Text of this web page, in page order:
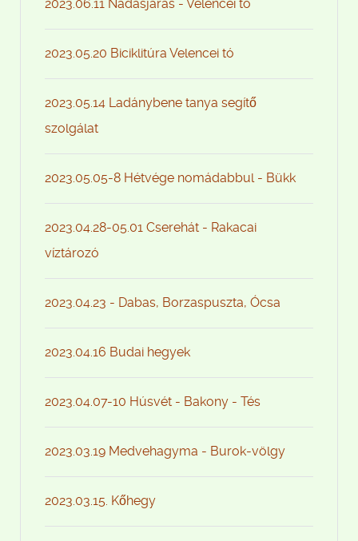
2023.06.11 Nádasjárás - Velencei tó
2023.05.20 Biciklitúra Velencei tó
2023.05.14 Ladánybene tanya segítő
szolgálat
2023.05.05-8 Hétvége nomádabbul - Bükk
2023.04.28-05.01 Cserehát - Rakacai
víztározó
2023.04.23 - Dabas, Borzaspuszta, Ócsa
2023.04.16 Budai hegyek
2023.04.07-10 Húsvét - Bakony - Tés
2023.03.19 Medvehagyma - Burok-völgy
2023.03.15. Kőhegy